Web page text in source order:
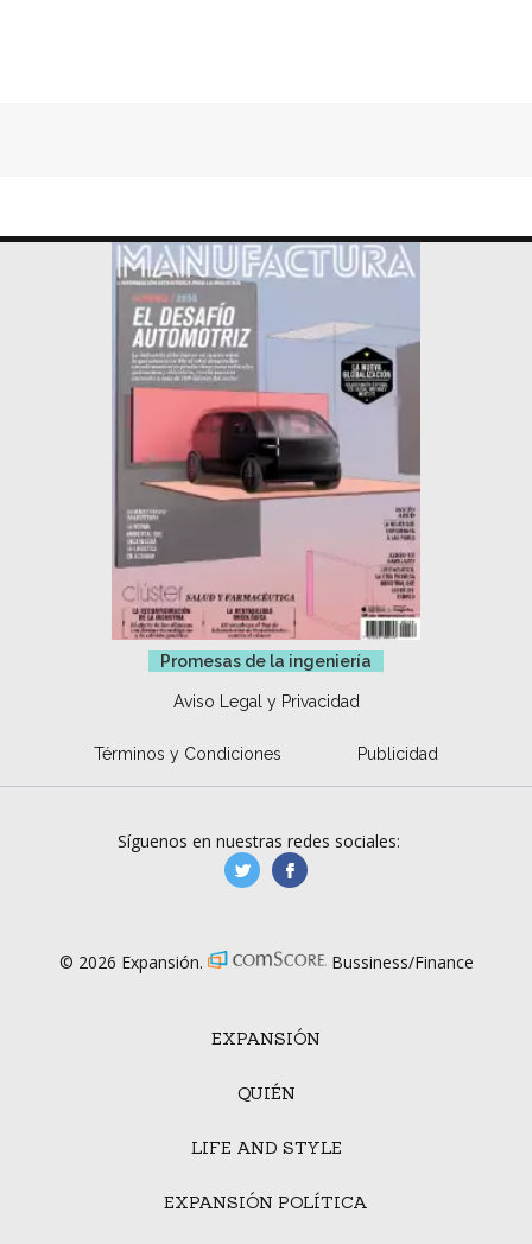
Promesas de la ingeniería
Aviso Legal y Privacidad
Términos y Condiciones Publicidad
EXPANSIÓN
QUIÉN
LIFE AND STYLE
EXPANSIÓN POLÍTICA
Síguenos en nuestras redes sociales:
manufacturaGE
© 2026 Expansión. Bussiness/Finance